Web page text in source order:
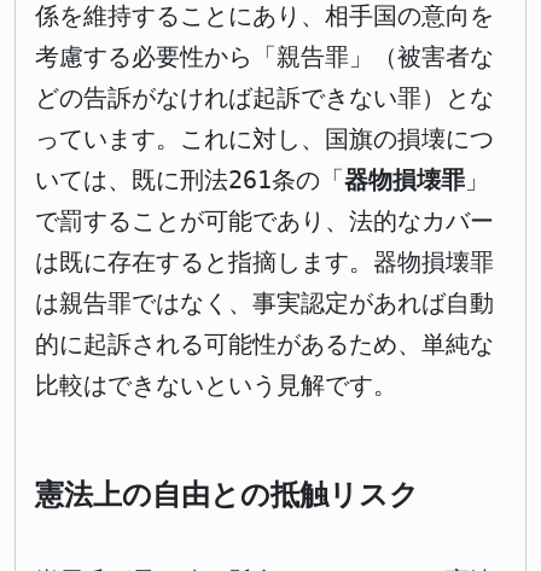
係を維持することにあり、相手国の意向を
考慮する必要性から「親告罪」（被害者な
どの告訴がなければ起訴できない罪）とな
っています。これに対し、国旗の損壊につ
いては、既に刑法261条の「器物損壊罪 」
で罰することが可能であり、法的なカバー
は既に存在すると指摘します。器物損壊罪
は親告罪ではなく、事実認定があれば自動
的に起訴される可能性があるため、単純な
比較はできないという見解です。
憲法上の自由との抵触リスク